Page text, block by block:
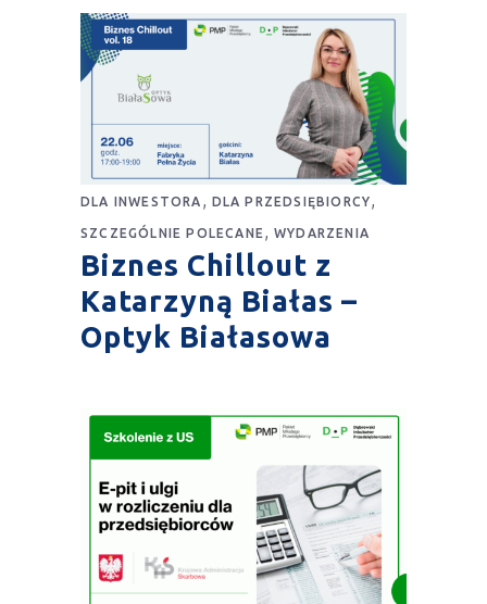
DLA INWESTORA DLA PRZEDSIĘBIORCY
SZCZEGÓLNIE POLECANE WYDARZENIA
Biznes Chillout z
Katarzyną Białas –
Optyk Białasowa